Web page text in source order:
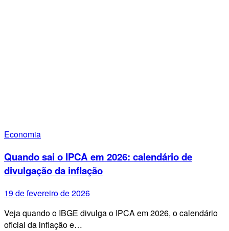
Economia
Quando sai o IPCA em 2026: calendário de
divulgação da inflação
19 de fevereiro de 2026
Veja quando o IBGE divulga o IPCA em 2026, o calendário
oficial da inflação e…